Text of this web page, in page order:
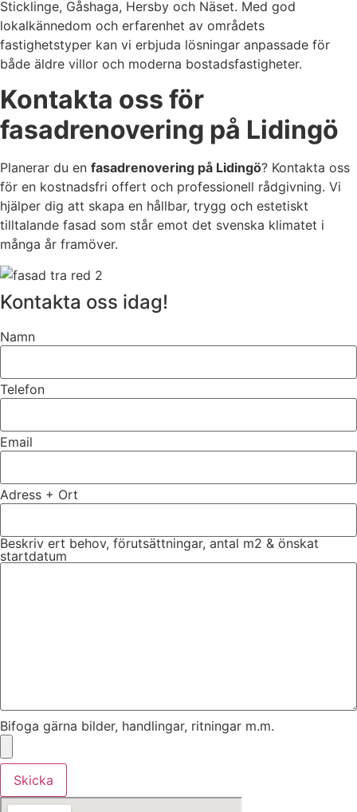
Sticklinge, Gåshaga, Hersby och Näset. Med god
lokalkännedom och erfarenhet av områdets
fastighetstyper kan vi erbjuda lösningar anpassade för
både äldre villor och moderna bostadsfastigheter.
Kontakta oss för
fasadrenovering på Lidingö
Planerar du en fasadrenovering på Lidingö? Kontakta oss
för en kostnadsfri offert och professionell rådgivning. Vi
hjälper dig att skapa en hållbar, trygg och estetiskt
tilltalande fasad som står emot det svenska klimatet i
många år framöver.
Kontakta oss idag!
Namn
Telefon
Email
Adress + Ort
Beskriv ert behov, förutsättningar, antal m2 & önskat
startdatum
Bifoga gärna bilder, handlingar, ritningar m.m.
Skicka